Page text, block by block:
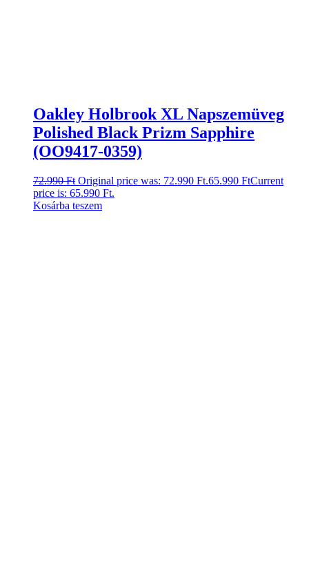
Oakley Holbrook XL Napszemüveg
Polished Black Prizm Sapphire
(OO9417-0359)
72.990Ft Original price was: 72.990 Ft.65.990 FtCurrent
price is: 65.990 Ft.
Kosárba teszem